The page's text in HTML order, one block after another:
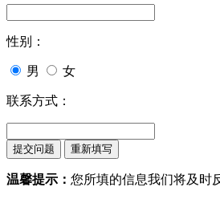
性别：
男 女
联系方式：
温馨提示： 您所填的信息我们将及时